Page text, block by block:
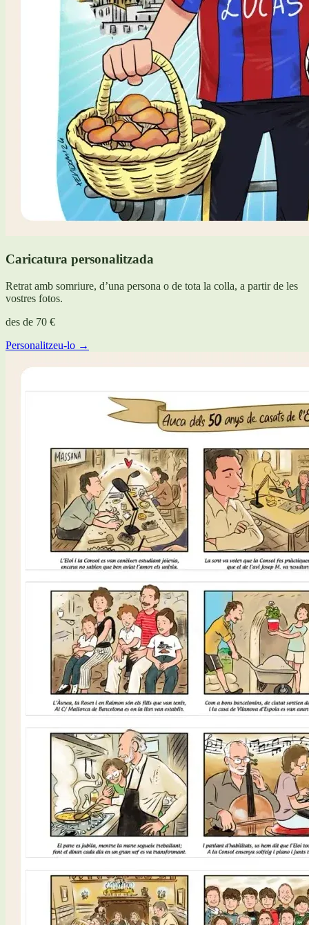
Caricatura personalitzada
Retrat amb somriure, d’una persona o de tota la colla, a partir de les
vostres fotos.
des de 70 €
Personalitzeu-lo →